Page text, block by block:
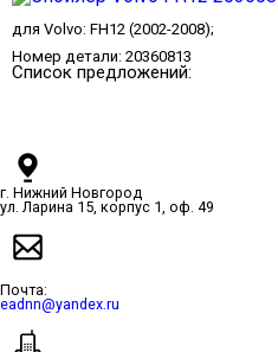
для Volvo: FH12 (2002-2008);
Номер детали: 20360813
Список предложений:
г. Нижний Новгород
ул. Ларина 15, корпус 1, оф. 49
Почта:
eadnn@yandex.ru